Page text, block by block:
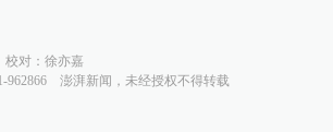
校对： 徐亦嘉
962866
澎湃新闻，未经授权不得转载